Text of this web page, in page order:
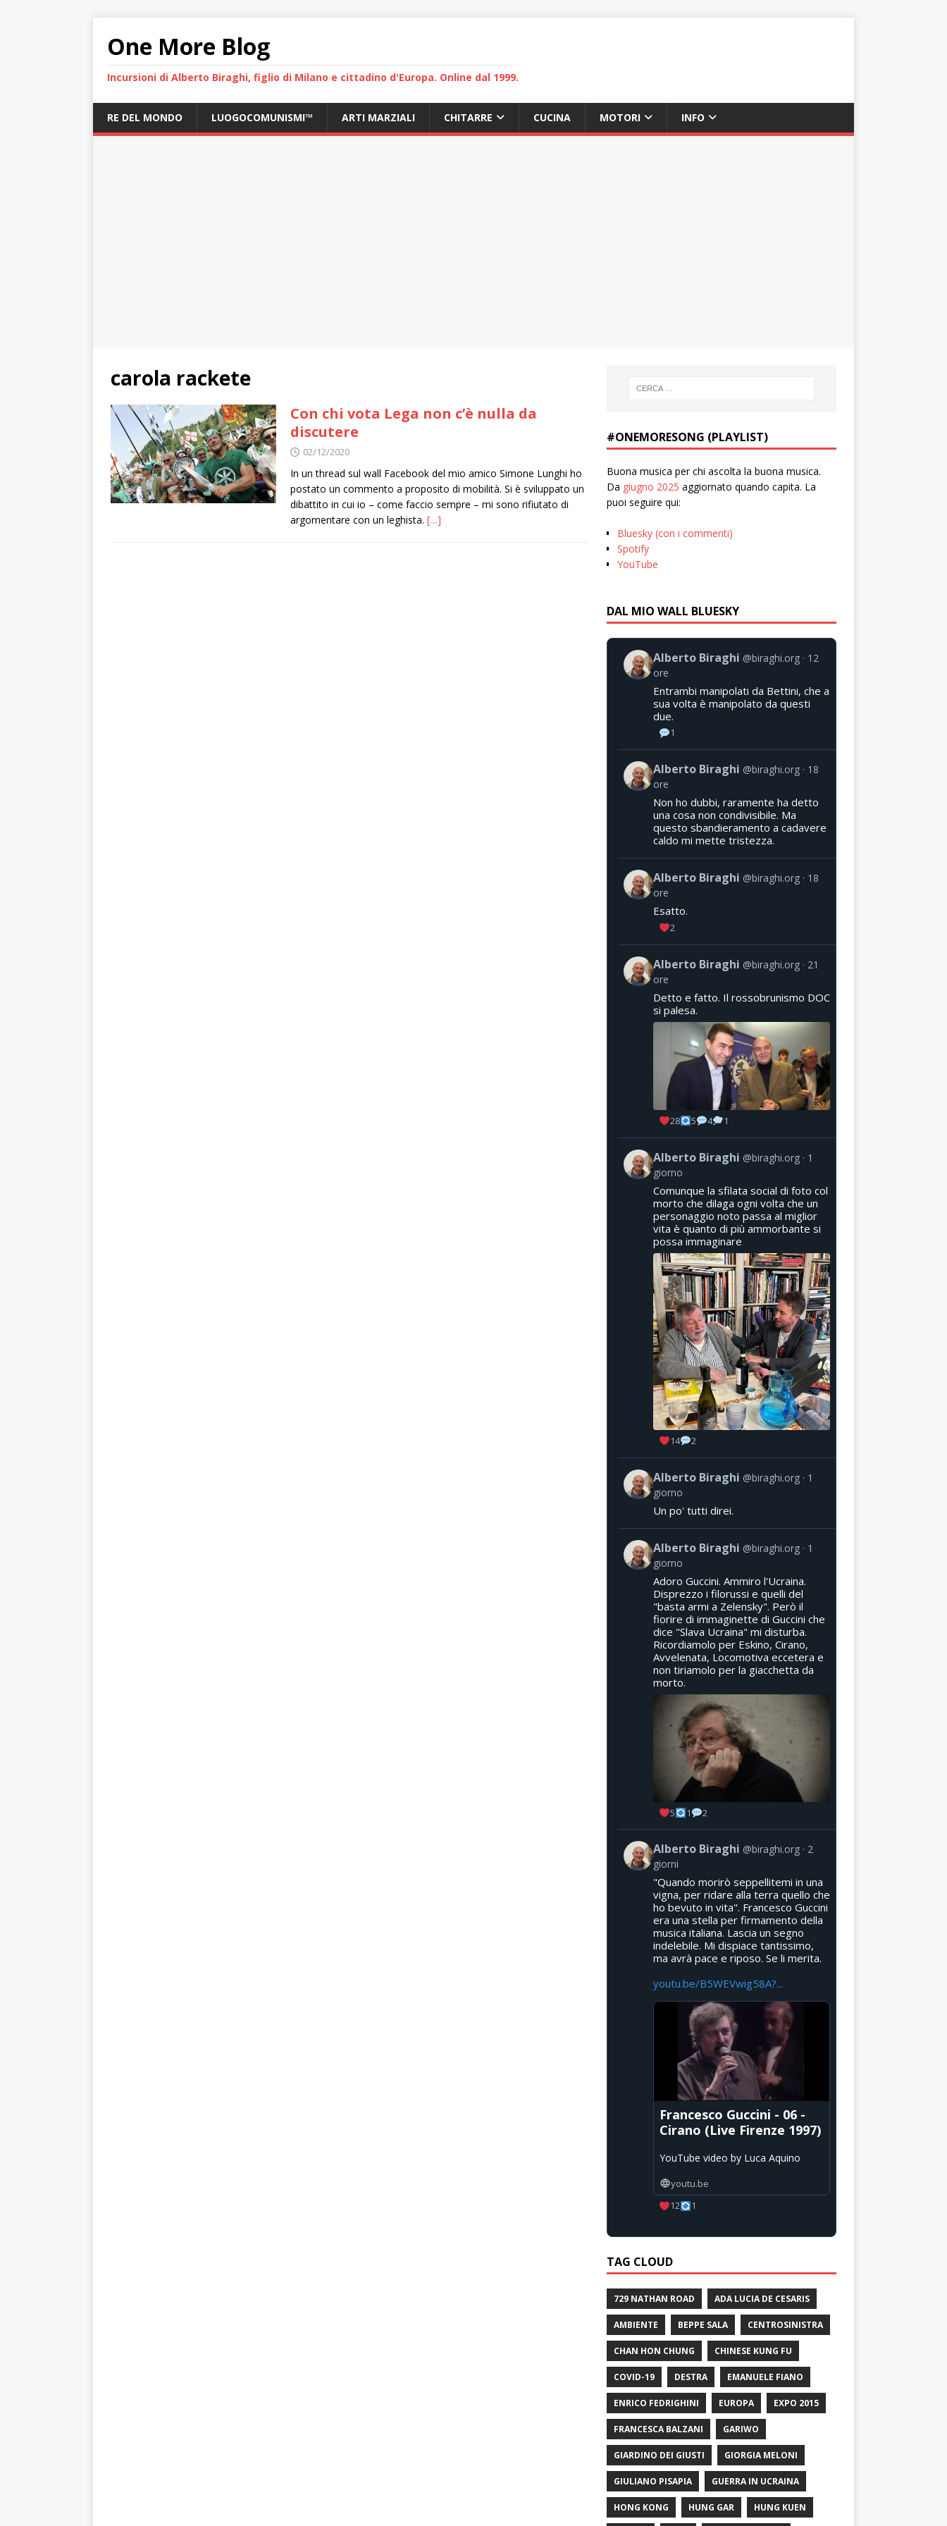
One More Blog
Incursioni di Alberto Biraghi, figlio di Milano e cittadino d'Europa. Online dal 1999.
RE DEL MONDO LUOGOCOMUNISMI™ ARTI MARZIALI CHITARRE CUCINA MOTORI INFO
carola rackete
Con chi vota Lega non c’è nulla da
discutere
02/12/2020
In un thread sul wall Facebook del mio amico Simone Lunghi ho
postato un commento a proposito di mobilità. Si è sviluppato un
dibattito in cui io – come faccio sempre – mi sono rifiutato di
argomentare con un leghista. […]
#ONEMORESONG (PLAYLIST)
Buona musica per chi ascolta la buona musica.
Da giugno 2025 aggiornato quando capita. La
puoi seguire qui:
Bluesky (con i commenti)
Spotify
YouTube
DAL MIO WALL BLUESKY
Alberto Biraghi @biraghi.org
12
ore
Entrambi manipolati da Bettini, che a
sua volta è manipolato da questi
due.
1
Alberto Biraghi @biraghi.org
18
ore
Non ho dubbi, raramente ha detto
una cosa non condivisibile. Ma
questo sbandieramento a cadavere
caldo mi mette tristezza.
Alberto Biraghi @biraghi.org
18
ore
Esatto.
2
Alberto Biraghi @biraghi.org
21
ore
Detto e fatto. Il rossobrunismo DOC
si palesa.
28 5 4 1
Alberto Biraghi @biraghi.org
1
giorno
Comunque la sfilata social di foto col
morto che dilaga ogni volta che un
personaggio noto passa al miglior
vita è quanto di più ammorbante si
possa immaginare
14 2
Alberto Biraghi @biraghi.org
1
giorno
Un po' tutti direi.
Alberto Biraghi @biraghi.org
1
giorno
Adoro Guccini. Ammiro l'Ucraina.
Disprezzo i filorussi e quelli del
"basta armi a Zelensky". Però il
fiorire di immaginette di Guccini che
dice "Slava Ucraina" mi disturba.
Ricordiamolo per Eskino, Cirano,
Avvelenata, Locomotiva eccetera e
non tiriamolo per la giacchetta da
morto.
5 1 2
Alberto Biraghi @biraghi.org
2
giorni
"Quando morirò seppellitemi in una
vigna, per ridare alla terra quello che
ho bevuto in vita". Francesco Guccini
era una stella per firmamento della
musica italiana. Lascia un segno
indelebile. Mi dispiace tantissimo,
ma avrà pace e riposo. Se li merita.
youtu.be/B5WEVwig58A?...
Francesco Guccini - 06 -
Cirano (Live Firenze 1997)
YouTube video by Luca Aquino
youtu.be
12
1
TAG CLOUD
729 NATHAN ROAD ADA LUCIA DE CESARIS
AMBIENTE BEPPE SALA CENTROSINISTRA
CHAN HON CHUNG CHINESE KUNG FU
COVID-19 DESTRA EMANUELE FIANO
ENRICO FEDRIGHINI EUROPA EXPO 2015
FRANCESCA BALZANI GARIWO
GIARDINO DEI GIUSTI GIORGIA MELONI
GIULIANO PISAPIA GUERRA IN UCRAINA
HONG KONG HUNG GAR HUNG KUEN